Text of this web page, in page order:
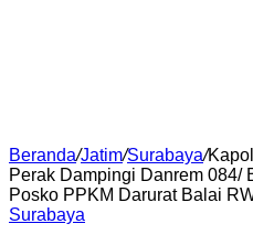
Beranda/Jatim/Surabaya/
Perak Dampingi Danrem 084/
Posko PPKM Darurat Balai
Surabaya